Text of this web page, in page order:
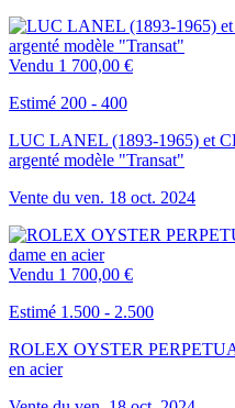
Vendu 1 700,00 €
Estimé 200 - 400
LUC LANEL (1893-1965) et
argenté modèle "Transat"
Vente du ven. 18 oct. 2024
Vendu 1 700,00 €
Estimé 1.500 - 2.500
ROLEX OYSTER
en acier